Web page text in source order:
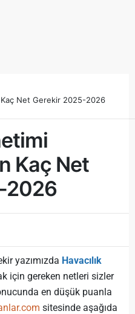
Kaç Net Gerekir 2025-2026
Kaç Net
2026
yazımızda Havacılık
için gereken netleri sizler
en düşük puanla
sitesinde aşağıda